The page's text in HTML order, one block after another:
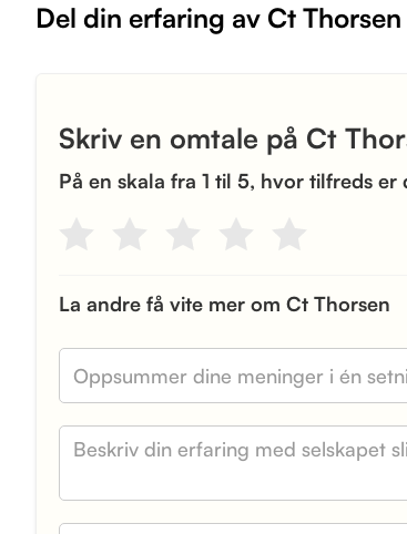
Del din erfaring av Ct Thorsen
Skriv en omtale på Ct
På en skala fra 1 til 5, hvor tilfreds
La andre få vite mer om Ct Thorsen